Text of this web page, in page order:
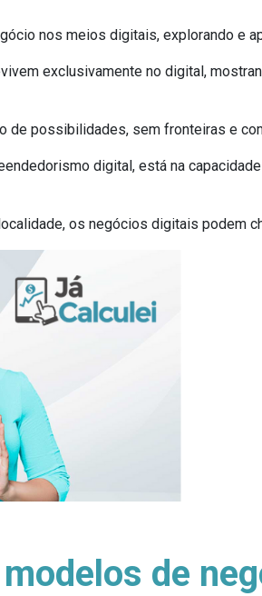
nos meios digitais, explorando e
exclusivamente no digital,
de possibilidades, sem fronteiras e
digital, está na
os negócios digitais podem
de